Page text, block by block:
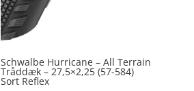
Schwalbe Hurricane – All Terrain
Tråddæk – 27,5×2,25 (57-584)
Sort Reflex